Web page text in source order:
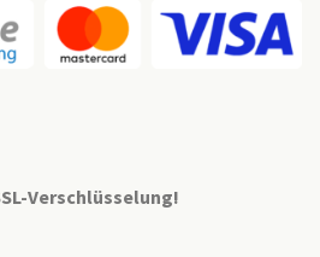
Verschlüsselung!